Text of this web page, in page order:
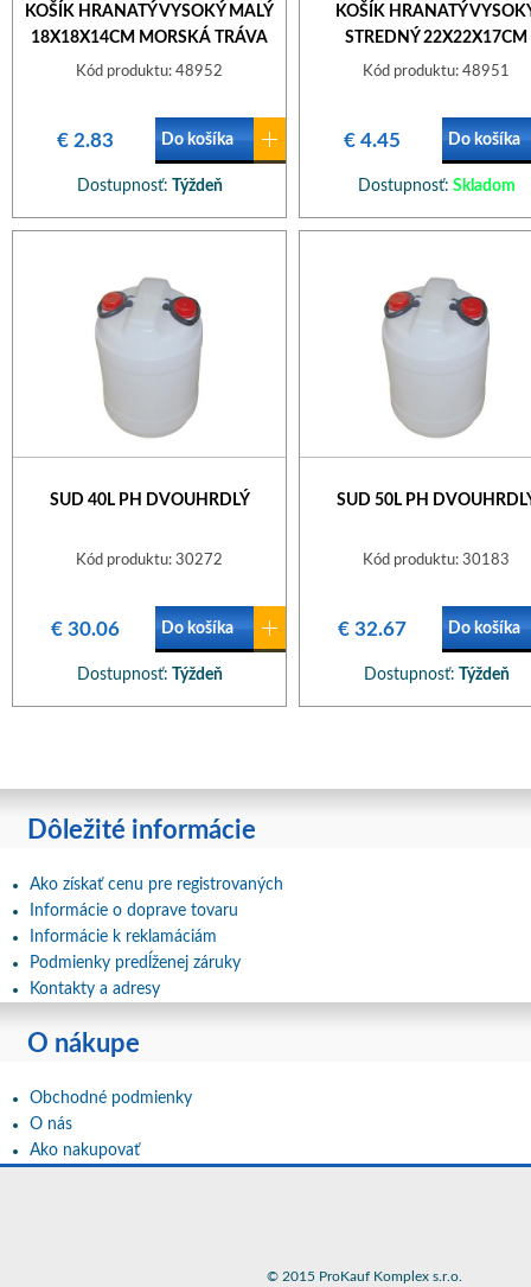
KOŠÍK HRANATÝ VYSOKÝ MALÝ
18X18X14CM MORSKÁ TRÁVA
Kód produktu: 48952
€ 2.83 Do košíka
Dostupnosť: Týždeň
KOŠÍK HRANATÝ
STREDNÝ 22X22X17CM
MORSKÁ TRÁVA
Kód produktu: 48951
€ 4.45 Do košíka
Dostupnosť: Skladom
SUD 40L PH DVOUHRDLÝ
Kód produktu: 30272
€ 30.06 Do košíka
Dostupnosť: Týždeň
SUD 50L PH
Kód produktu: 30183
€ 32.67 Do košíka
Dostupnosť: Týždeň
Dôležité informácie
Ako získať cenu pre registrovaných
Informácie o doprave tovaru
Informácie k reklamáciám
Podmienky predĺženej záruky
Kontakty a adresy
O nákupe
Obchodné podmienky
O nás
Ako nakupovať
© 2015 ProKauf Komplex s.r.o.